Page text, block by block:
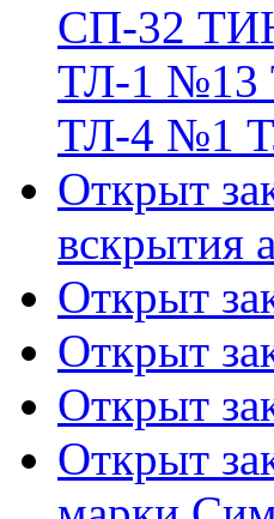
СП-32
ТЛ-1 №13
ТЛ-4 №1
Открыт
вскрытия
Открыт
Открыт
Открыт
Открыт